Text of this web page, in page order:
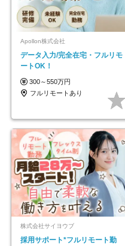
Apollon株式会社
データ入力/完全在宅・フルリモ
ートOK！
300～550万円
フルリモートあり
株式会社サイヨウブ
採用サポート*フルリモート勤